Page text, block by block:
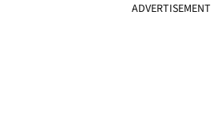
ADVERTISEMENT